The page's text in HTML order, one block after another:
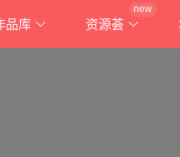
品库 资源荟
new